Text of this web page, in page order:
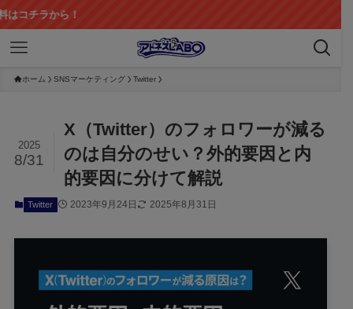
ホーム SNSマーケティング Twitter
X（Twitter）のフォロワーが減る
のは自分のせい？外的要因と内
的要因に分けて解説
2025
8/31
Twitter 2023年9月24日 2025年8月31日